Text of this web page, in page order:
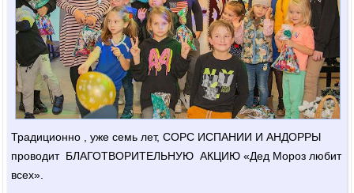
Традиционно , уже семь лет, СОРС ИСПАНИИ И АНДОРРЫ
проводит БЛАГОТВОРИТЕЛЬНУЮ АКЦИЮ «Дед Мороз любит
всех».